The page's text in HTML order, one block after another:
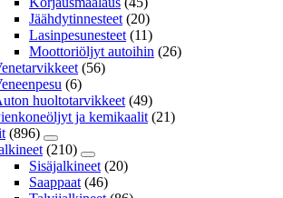
Jäähdytinnesteet (20)
Lasinpesunesteet (11)
Moottoriöljyt autoihin (26)
(56)
(6)
huoltotarvikkeet (49)
ja kemikaalit (21)
(896)
(210)
Sisäjalkineet (20)
Saappaat (46)